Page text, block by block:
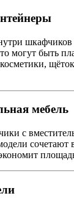
могут быть
мебель
с
сочетают